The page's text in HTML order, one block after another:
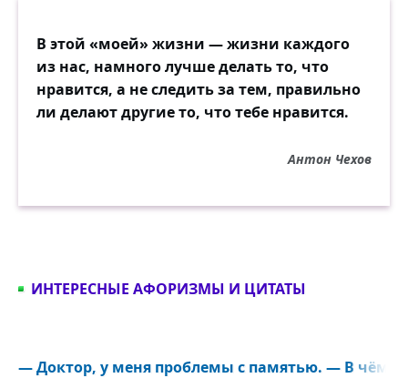
В этой «моей» жизни — жизни каждого
из нас, намного лучше делать то, что
нравится, а не следить за тем, правильно
ли делают другие то, что тебе нравится.
Антон Чехов
ИНТЕРЕСНЫЕ АФОРИЗМЫ И ЦИТАТЫ
— Доктор, у меня проблемы с памятью. — В чём